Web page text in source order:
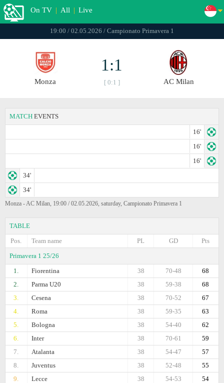
On TV | All | Live
19:00 / 02.05.2026 / Campionato Primavera 1
Monza
1:1
[ 0:1 ] AC Milan
MATCH EVENTS
16'
16'
16'
34'
34'
Monza - AC Milan, 19:00 / 02.05.2026, saturday, Campionato Primavera 1
TABLE
Pos.
Team name Pts
GD
PL
Primavera 1 25/26
1.
Fiorentina 68
70-48
38
2.
Parma U20 68
59-38
38
3.
Cesena 67
70-52
38
4.
Roma 63
59-35
38
5.
Bologna 62
54-40
38
6.
Inter 59
70-61
38
7.
Atalanta 57
54-47
38
8.
Juventus 55
52-48
38
9.
Lecce 54
54-53
38